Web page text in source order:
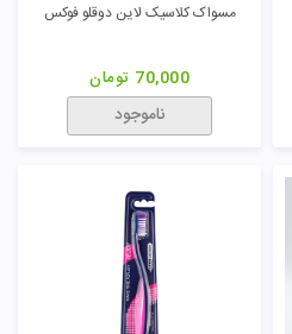
مسواک کلاسیک لاین دوقلو فوکس
70,000 تومان
ناموجود